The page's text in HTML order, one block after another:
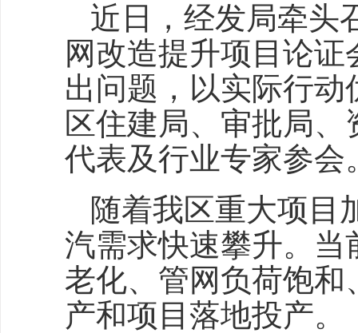
近日，经发局牵头
网改造提升项目论
出问题，以实际行
区住建局、审批局
代表及行业专家参会
随着我区重大项目
汽需求快速攀升。
老化、管网负荷饱
产和项目落地投产。